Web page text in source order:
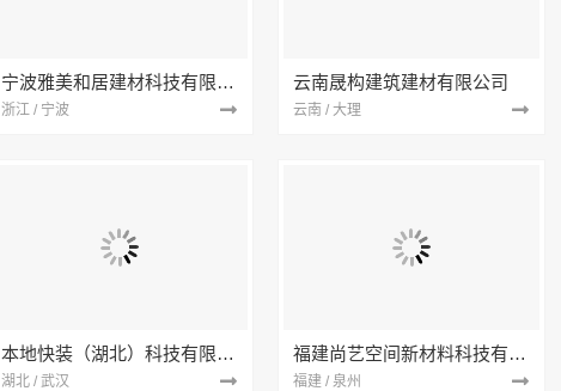
宁波雅美和居建材科技有限公司
浙江 / 宁波
云南晟构建筑建材有限公司
云南 / 大理
本地快装（湖北）科技有限公司
湖北 / 武汉
福建尚艺空间新材料科技有限公司
福建 / 泉州